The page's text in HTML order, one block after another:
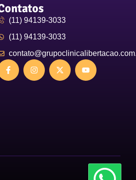
(11) 94139-3033
(11) 94139-3033